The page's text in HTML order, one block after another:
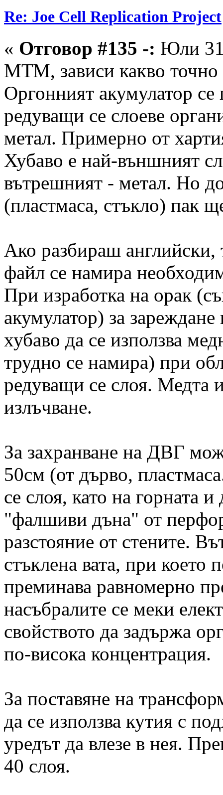
Re: Joe Cell Replication Project
« Отговор #135 -: Юли
МТМ, зависи какво
Оргонният акумулатор
редуващи се слоеве
метал. Примерно от
Хубаво е най-външният
вътрешният - метал. Но
(пластмаса, стъкло) пак
Ако разбираш английски,
файл се намира
При изработка на орак
акумулатор) за
хубаво да се използва
трудно се намира) при
редуващи се слоя. Медта
излъчване.
За захранване на ДВГ
50см (от дърво,
се слоя, като на горната и
"фалшиви дъна" от
разстояние от стените.
стъклена вата, при което
преминава равномерно
насъбралите се меки
свойството да задържа
по-висока концентрация.
За поставяне на
да се използва кутия с
уредът да влезе в нея.
40 слоя.